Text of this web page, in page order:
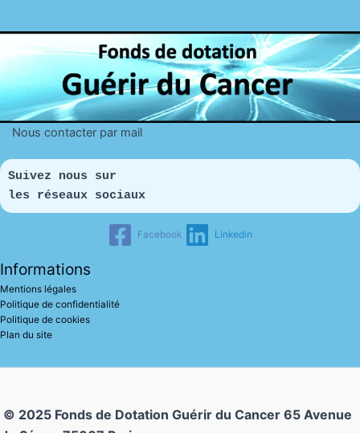
Nous contacter par mail
Suivez nous sur
les réseaux sociaux
Facebook Linkedin
Informations
Mentions légales
Politique de confidentialité
Politique de cookies
Plan du site
© 2025 Fonds de Dotation Guérir du Cancer 65 Avenue